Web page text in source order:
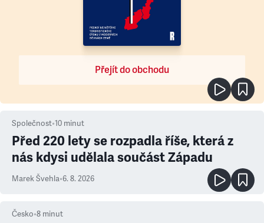
Přejít do obchodu
Společnost•10 minut
Před 220 lety se rozpadla říše, která z
nás kdysi udělala součást Západu
Marek Švehla•6. 8. 2026
Česko•8 minut